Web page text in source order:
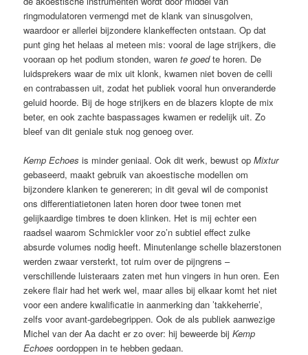
ringmodulatoren vermengd met de klank van sinusgolven,
waardoor er allerlei bijzondere klankeffecten ontstaan. Op dat
punt ging het helaas al meteen mis: vooral de lage strijkers, die
vooraan op het podium stonden, warente goedte horen. De
luidsprekers waar de mix uit klonk, kwamen niet boven de celli
en contrabassen uit, zodat het publiek vooral hun onveranderde
geluid hoorde. Bij de hoge strijkers en de blazers klopte de mix
beter, en ook zachte baspassages kwamen er redelijk uit. Zo
bleef van dit geniale stuk nog genoeg over.
Kemp Echoes is minder geniaal. Ook dit werk, bewust opMixtur
gebaseerd, maakt gebruik van akoestische modellen om
bijzondere klanken te genereren; in dit geval wil de componist
ons differentiatietonen laten horen door twee tonen met
gelijkaardige timbres te doen klinken. Het is mij echter een
raadsel waarom Schmickler voor zo’n subtiel effect zulke
absurde volumes nodig heeft. Minutenlange schelle blazerstonen
werden zwaar versterkt, tot ruim over de pijngrens –
verschillende luisteraars zaten met hun vingers in hun oren. Een
zekere flair had het werk wel, maar alles bij elkaar komt het niet
voor een andere kwalificatie in aanmerking dan ’takkeherrie’,
zelfs voor avant-gardebegrippen. Ook de als publiek aanwezige
Michel van der Aa dacht er zo over: hij beweerde bijKemp
Echoes oordoppen in te hebben gedaan.